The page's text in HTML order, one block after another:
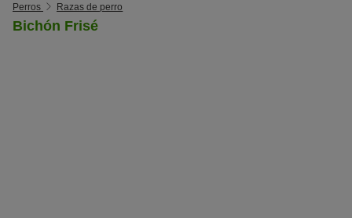
Perros Razas de perro
Bichón Frisé